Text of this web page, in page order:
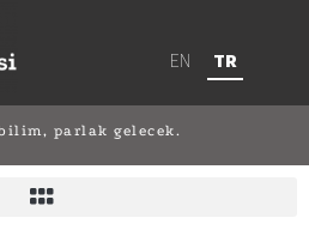
EN TR
parlak gelecek.